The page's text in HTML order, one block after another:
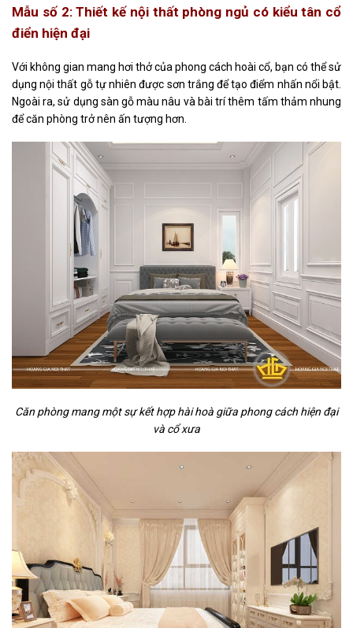
Mẫu số 2: Thiết kế nội thất phòng ngủ có kiểu tân cổ
điển hiện đại
Với không gian mang hơi thở của phong cách hoài cổ, bạn có thểsử
dụng nội thất gỗ tự nhiênđược sơn trắng để tạo điểm nhấn nổi bật.
Ngoài ra, sử dụng sàn gỗ màu nâu và bài trí thêm tấm thảm nhung
để căn phòng trở nên ấn tượng hơn.
Căn phòng mang một sự kết hợp hài hoà giữa phong cách hiện đại
và cổ xưa